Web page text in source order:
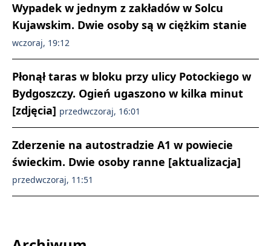
Wypadek w jednym z zakładów w Solcu
Kujawskim. Dwie osoby są w ciężkim stanie
wczoraj, 19:12
Płonął taras w bloku przy ulicy Potockiego w
Bydgoszczy. Ogień ugaszono w kilka minut
[zdjęcia] przedwczoraj, 16:01
Zderzenie na autostradzie A1 w powiecie
świeckim. Dwie osoby ranne [aktualizacja]
przedwczoraj, 11:51